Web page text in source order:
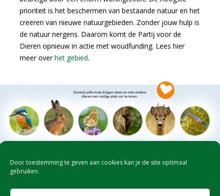
Door toestemming te geven aan cookies kan je de site optimaal
gebruiken.
prioriteit is het beschermen van bestaande natuur en het
creëren van nieuwe natuurgebieden. Zonder jouw hulp is
de natuur nergens. Daarom komt de Partij voor de
Dieren opnieuw in actie met woudfunding. Lees hier
meer overhet gebied.